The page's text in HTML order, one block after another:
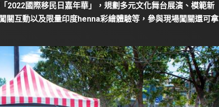
2022國際移民日嘉年華」，規劃多元文化舞台展演、模範新
關互動以及限量印度henna彩繪體驗等，參與現場闖關還可拿